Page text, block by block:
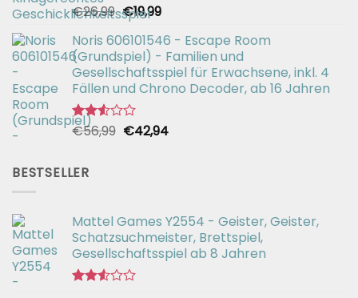
Bewertet
mit
2.49
von 5
€26,99 Ursprünglicher
Preis
war:
€26,99
€19,99Aktueller
ist:
€19,99.
Noris 606101546 - Escape Room
(Grundspiel) - Familien und
Gesellschaftsspiel für Erwachsene, inkl. 4
Fällen und Chrono Decoder, ab 16 Jahren
Bewertet
von 5
€56,99 Ursprünglicher
€42,94Aktueller
BESTSELLER
Mattel Games Y2554 - Geister, Geister,
Schatzsuchmeister, Brettspiel,
Gesellschaftsspiel ab 8 Jahren